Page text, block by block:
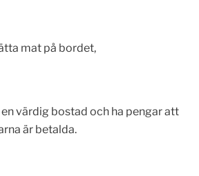
mat på bordet,
värdig bostad och ha pengar att
är betalda.